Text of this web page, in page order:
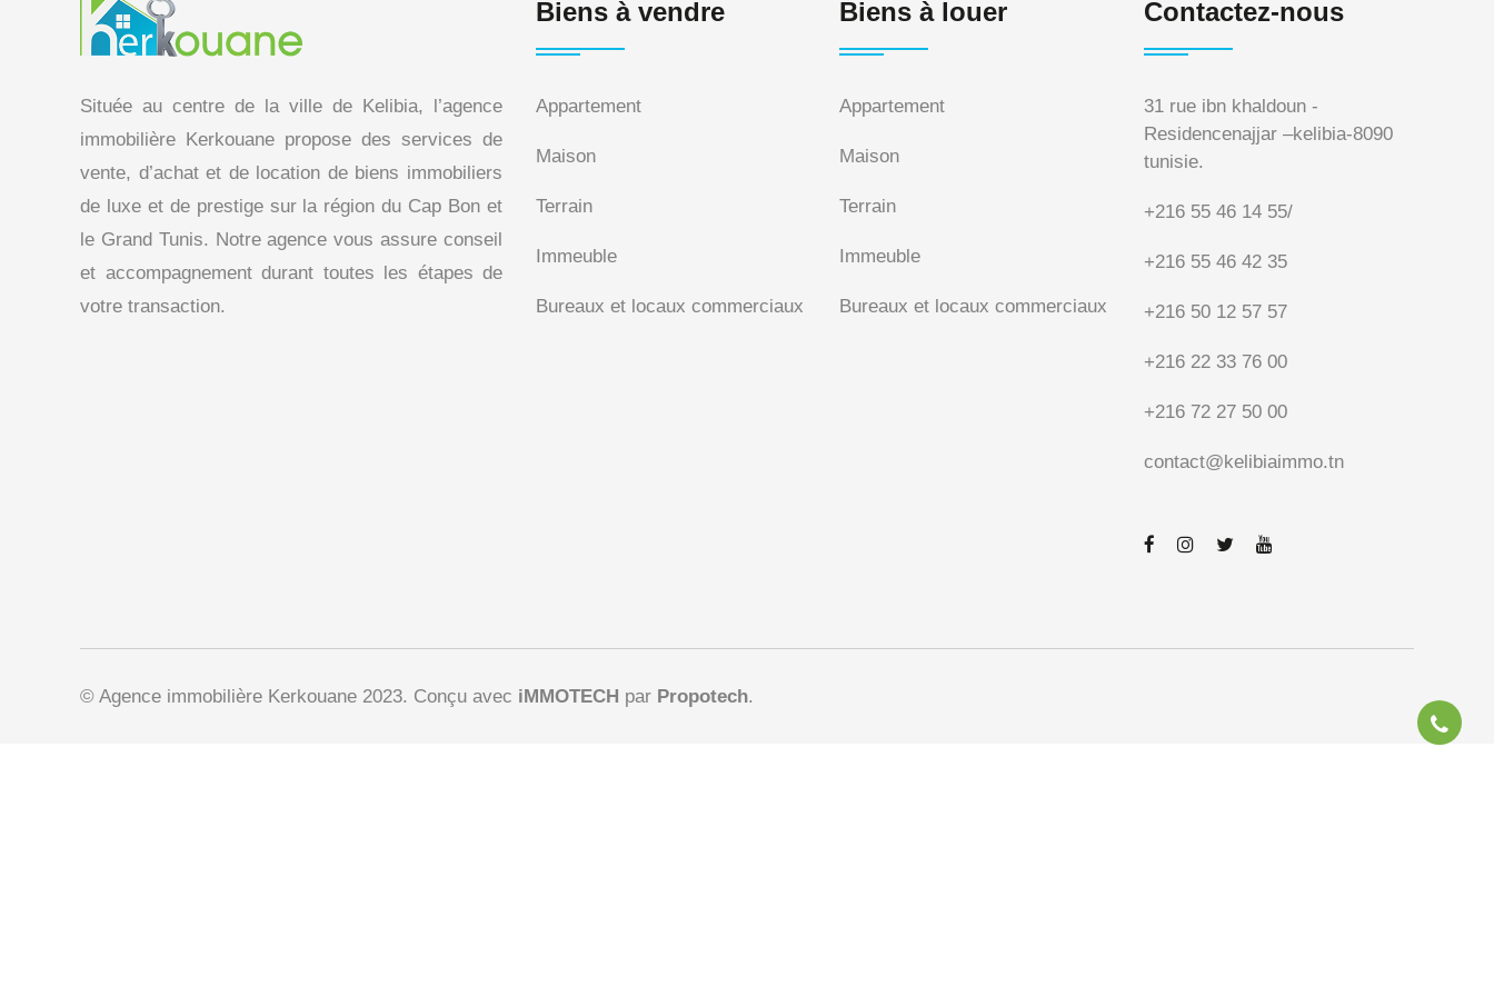
Située au centre de la ville de Kelibia, l’agence
immobilière Kerkouane propose des services de
vente, d’achat et de location de biens immobiliers
de luxe et de prestige sur la région du Cap Bon et
le Grand Tunis. Notre agence vous assure conseil
et accompagnement durant toutes les étapes de
votre transaction.
Biens à vendre
Appartement
Maison
Terrain
Immeuble
Bureaux et locaux commerciaux
Biens à louer
Appartement
Maison
Terrain
Immeuble
Bureaux et locaux commerciaux
Contactez-nous
31 rue ibn khaldoun -
Residencenajjar –kelibia-8090
tunisie.
+216 55 46 14 55/
+216 55 46 42 35
+216 50 12 57 57
+216 22 33 76 00
+216 72 27 50 00
contact@kelibiaimmo.tn
© Agence immobilière Kerkouane 2023. Conçu avec iMMOTECH par Propotech.